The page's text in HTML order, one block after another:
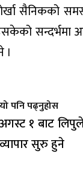
सैनिकको
सन्दर्भमा
।
यो पनि पढ्नुहोस
अगस्ट १ बाट
व्यापार सुरु हुने